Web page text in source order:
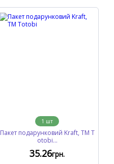
1 шт
Пакет подарунковий Kraft, TM T
otobi...
35.26грн.